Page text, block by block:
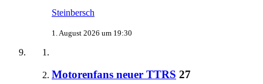
Steinbersch
1. August 2026 um 19:30
Motorenfans neuer TTRS 27